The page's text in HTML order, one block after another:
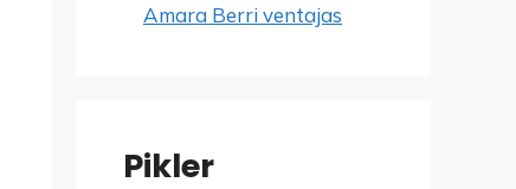
Amara Berri ventajas
Pikler